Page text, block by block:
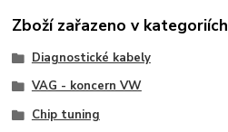
Zboží zařazeno v kategoriích
Diagnostické kabely
VAG - koncern VW
Chip tuning